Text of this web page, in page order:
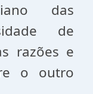
das
de
razões e
o outro